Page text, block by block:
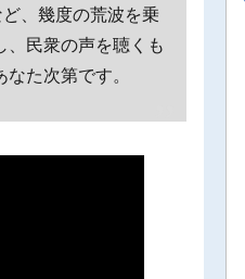
、幾度の荒波を乗
、民衆の声を聴くも
た次第です。